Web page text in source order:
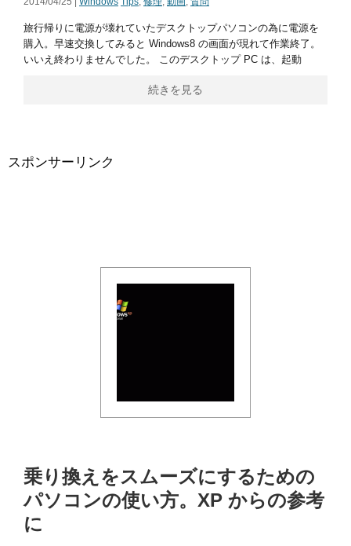
旅行帰りに電源が壊れていたデスクトップパソコンの為に電源を
購入。早速交換してみると Windows8 の画面が現れて作業終了。
いいえ終わりませんでした。 このデスクトップ PC は、起動
続きを見る
スポンサーリンク
乗り換えをスムーズにするための
パソコンの使い方。XP からの参考
に